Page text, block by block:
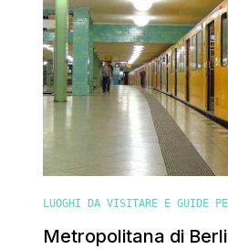
LUOGHI DA VISITARE E GUIDE
Metropolitana di